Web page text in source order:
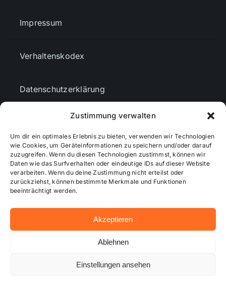
Zustimmung verwalten
Um dir ein optimales Erlebnis zu bieten, verwenden wir Technologien
wie Cookies, um Geräteinformationen zu speichern und/oder darauf
zuzugreifen. Wenn du diesen Technologien zustimmst, können wir
Daten wie das Surfverhalten oder eindeutige IDs auf dieser Website
verarbeiten. Wenn du deine Zustimmung nicht erteilst oder
zurückziehst, können bestimmte Merkmale und Funktionen
beeinträchtigt werden.
Akzeptieren
Ablehnen
Einstellungen ansehen
Impressum
Verhaltenskodex
Datenschutzerklärung
Cookie-Richtlinie (EU)
Mediendaten
© 2026 - Wiesbadenaktuell ...online besser informiert!